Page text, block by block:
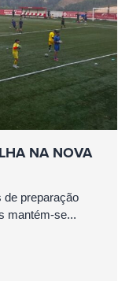
NA NOVA
de preparação
mantém-se...